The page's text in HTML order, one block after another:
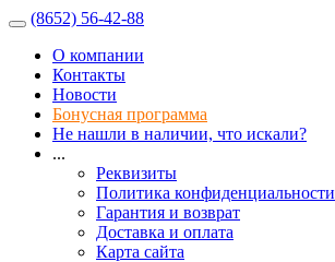
(8652) 56-42-88
О компании
Контакты
Новости
Бонусная программа
Не нашли в наличии, что искали?
...
Реквизиты
Политика конфиденциальности
Гарантия и возврат
Доставка и оплата
Карта сайта